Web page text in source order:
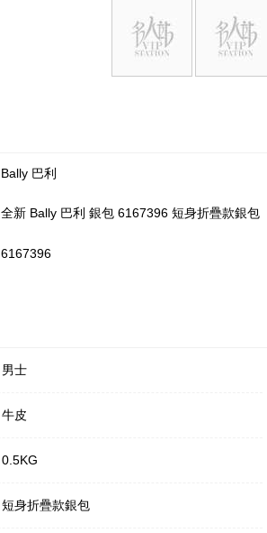
Bally 巴利
全新 Bally 巴利 銀包 6167396 短身折疊款銀包
6167396
男士
牛皮
0.5KG
短身折疊款銀包